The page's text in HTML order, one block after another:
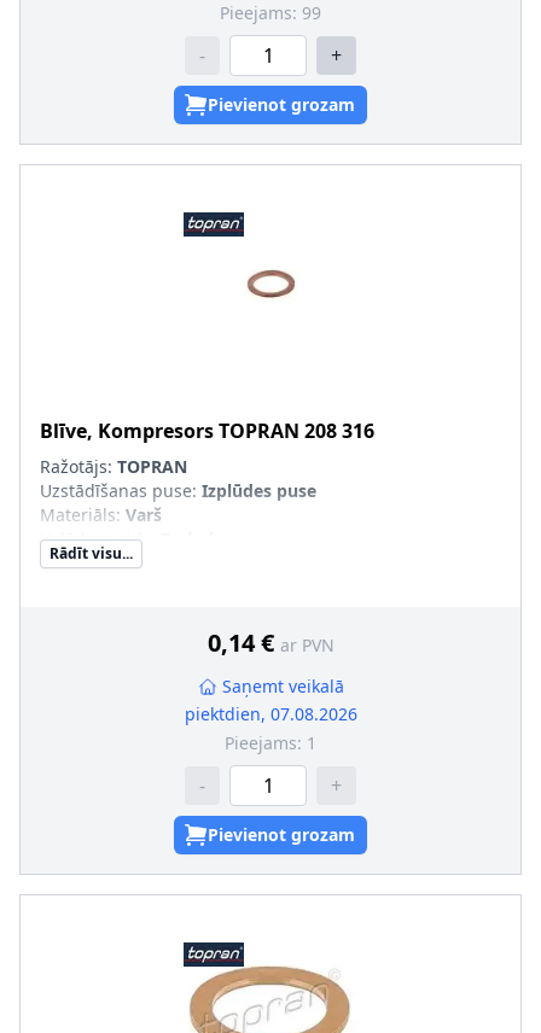
Pieejams: 99
- +
Pievienot grozam
Blīve, KompresorsTOPRAN 208 316
Ražotājs: TOPRAN
Uzstādīšanas puse: Izplūdes puse
Materiāls: Varš
Uzlādes veids
Rādīt visu...
0,14 € ar PVN
Saņemt veikalā
piektdien, 07.08.2026
Pieejams: 1
- +
Pievienot grozam